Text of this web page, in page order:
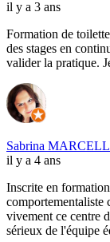
il y a 3 ans
Formation de
des stages en
valider la pratique.
Sabrina
il y a 4 ans
Inscrite en
comportementaliste
vivement ce centre
sérieux de l'équipe